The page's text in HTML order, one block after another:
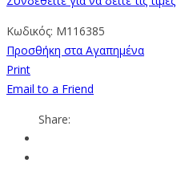
Κωδικός: M116385
Προσθήκη στα Αγαπημένα
Print
Email to a Friend
Share: